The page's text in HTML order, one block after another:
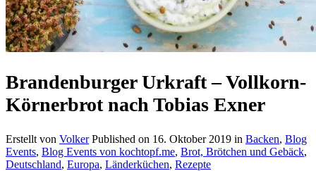
Brandenburger Urkraft – Vollkorn-
Körnerbrot nach Tobias Exner
Erstellt von Volker Published on 16. Oktober 2019 in Backen, Blog
Events, Blog Events von kochtopf.me, Brot, Brötchen und Gebäck,
Deutschland, Europa, Länderküchen, Rezepte